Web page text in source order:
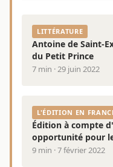
LITTÉRATURE
Antoine de Saint-
du Petit Prince
7 min · 29 juin 2022
L'ÉDITION EN
Édition à compte
opportunité pour
9 min · 7 février 2022